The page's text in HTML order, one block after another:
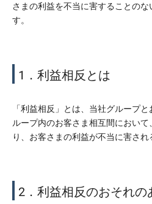
さまの利益を不当に害することの
す。
1．利益相反とは
「利益相反」とは、当社グループ
ループ内のお客さま相互間におい
り、お客さまの利益が不当に害され
2．利益相反のおそれの